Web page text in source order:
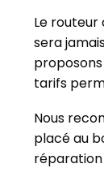
Le
sera
tarifs
Nous
placé au